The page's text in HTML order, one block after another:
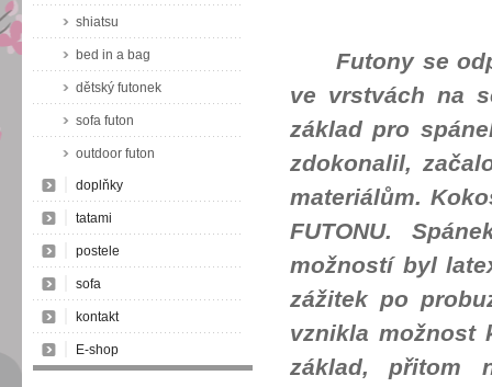
Futony se
ve vrstvách na
základ pro
zdokonalil,
materiálům.
FUTONU.
možností byl
zážitek po
vznikla možnost
základ, přitom
shiatsu
bed in a bag
dětský futonek
sofa futon
outdoor futon
doplňky
tatami
postele
sofa
kontakt
E-shop